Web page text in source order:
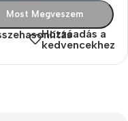
Most Megveszem
Hozzáadás a
kedvencekhez